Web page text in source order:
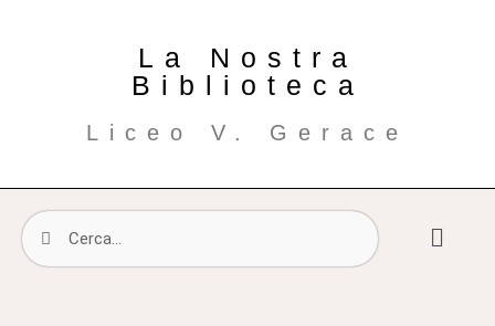
La Nostra
Biblioteca
Liceo V. Gerace